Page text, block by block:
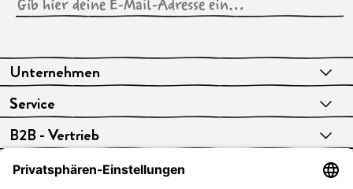
Unternehmen
Service
B2B - Vertrieb